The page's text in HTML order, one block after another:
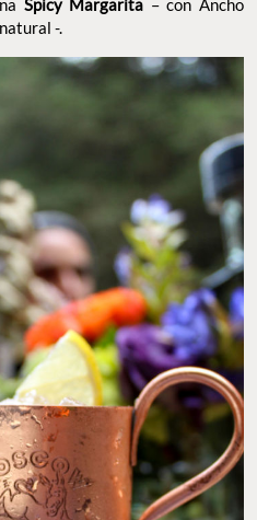
Spicy Margarita – con Ancho
-.